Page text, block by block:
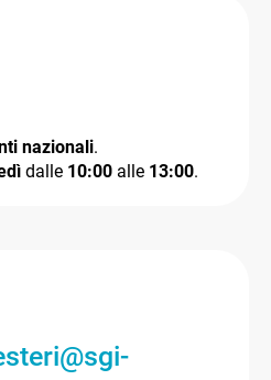
nazionali.
dalle 10:00 alle 13:00.